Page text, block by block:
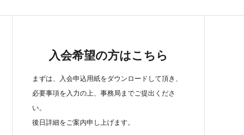
入会希望の方はこちら
まずは、入会申込用紙をダウンロードして頂き、
必要事項を入力の上、事務局までご提出くださ
い。
後日詳細をご案内申し上げます。